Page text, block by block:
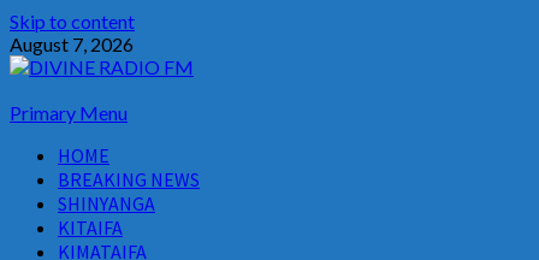
Skip to content
August 7, 2026
Primary Menu
HOME
BREAKING NEWS
SHINYANGA
KITAIFA
KIMATAIFA